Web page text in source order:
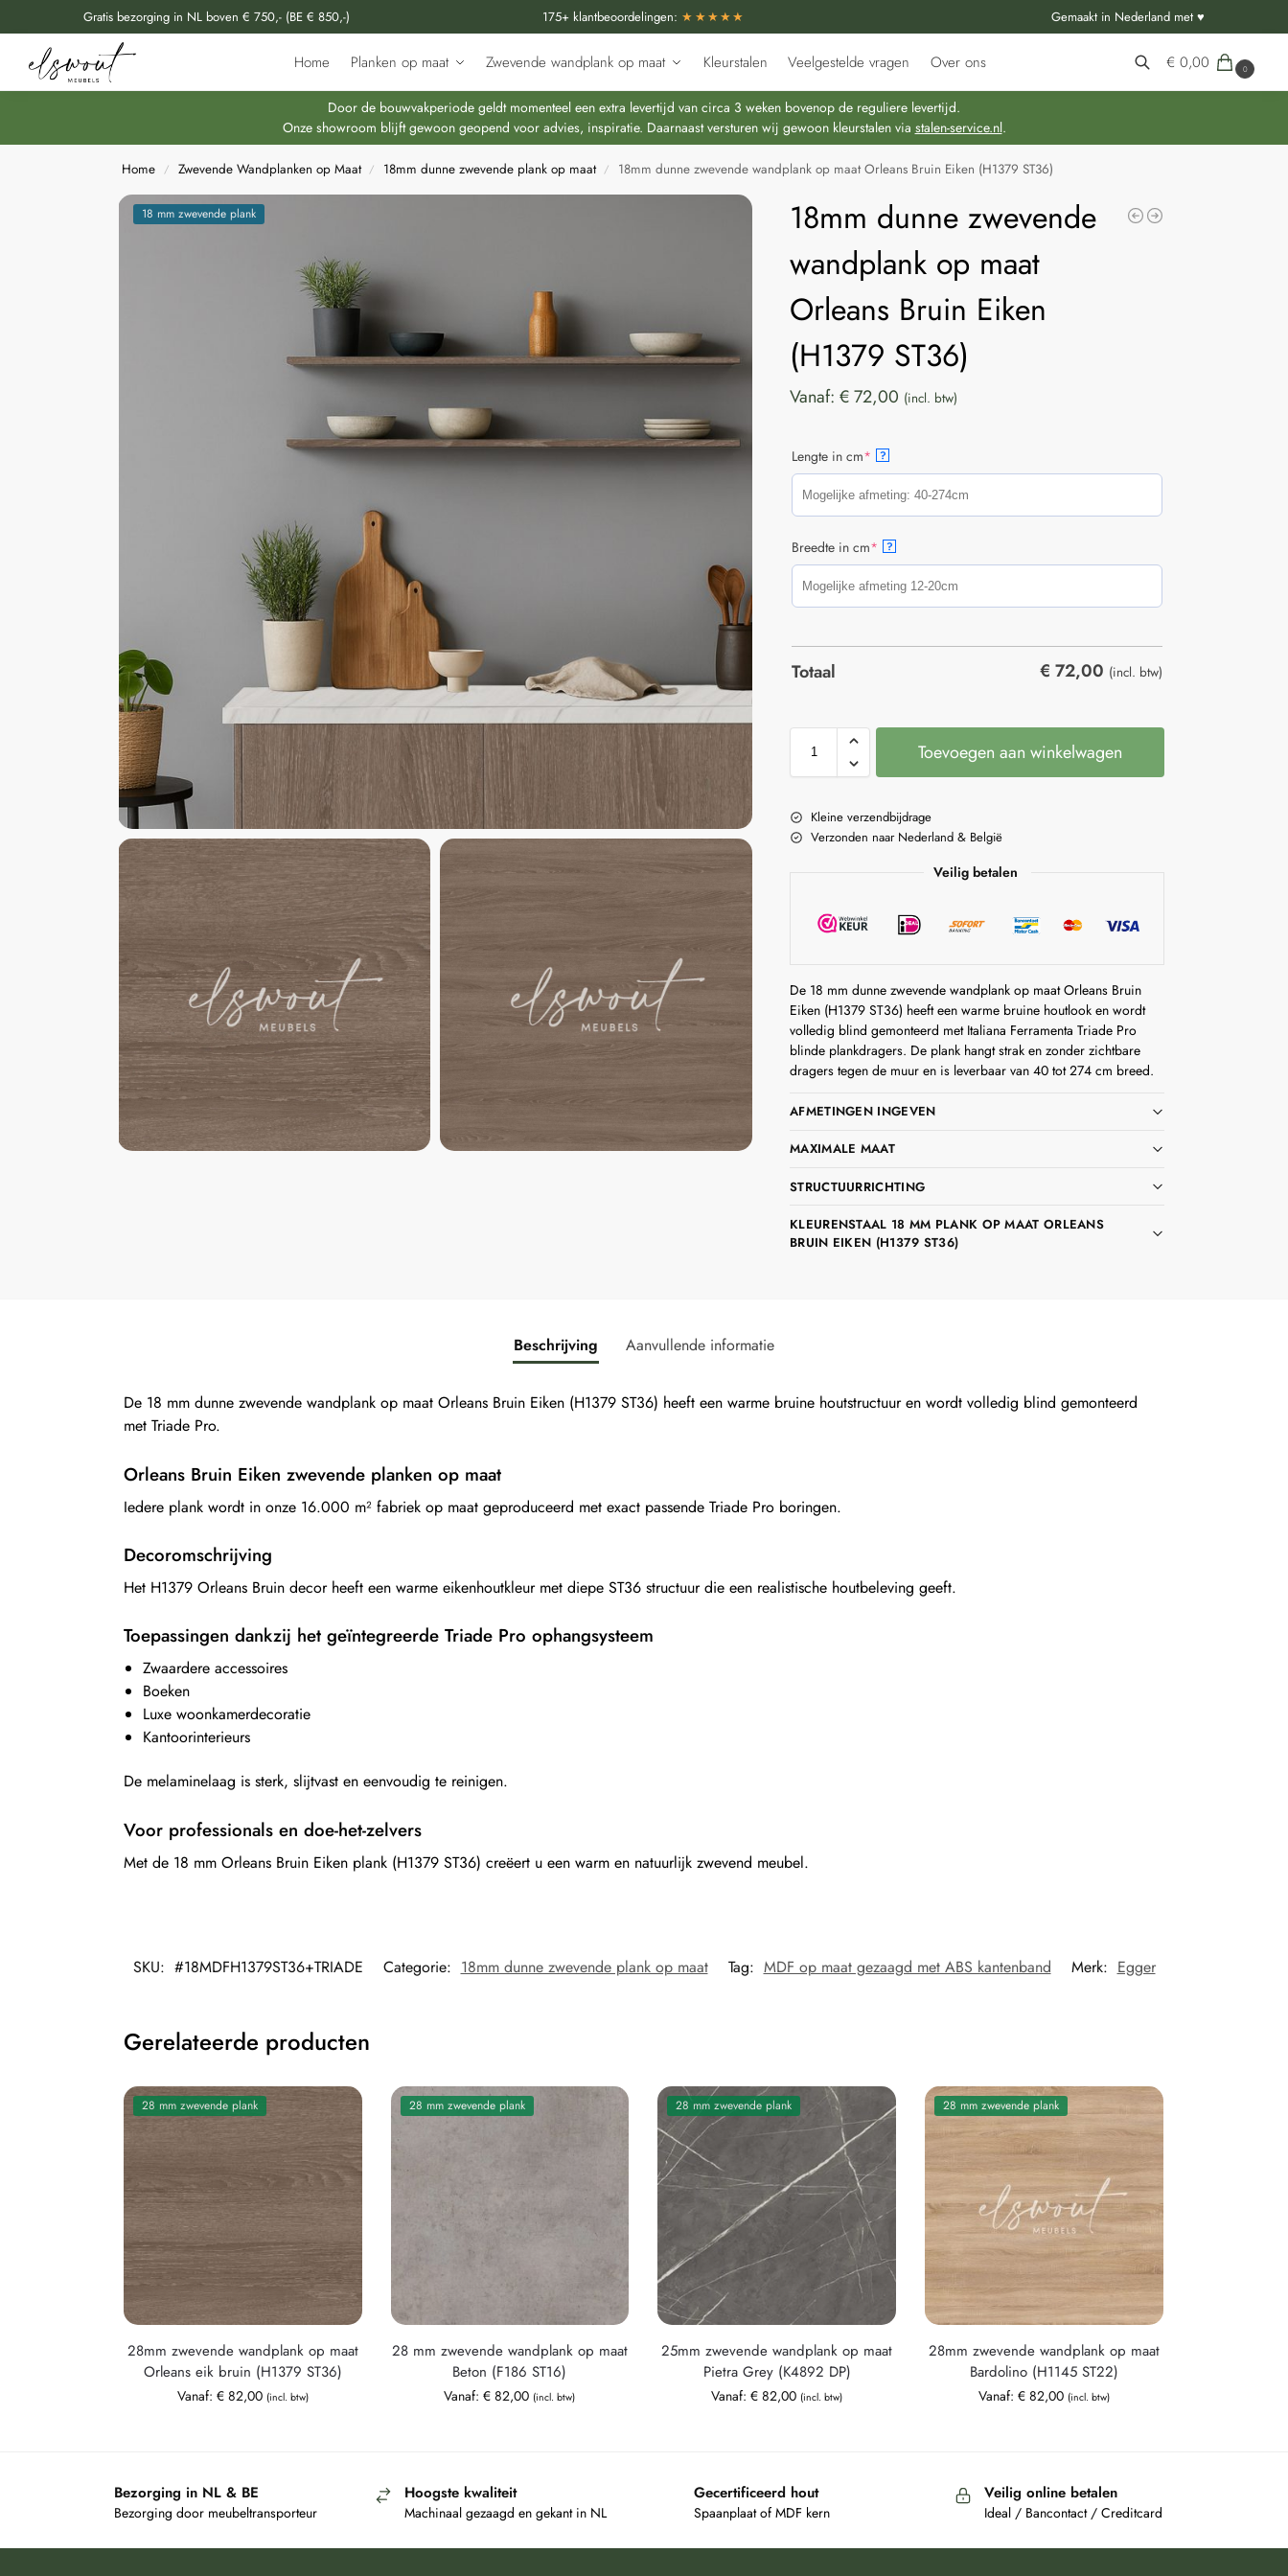
Gratis bezorging in NL boven € 750,- (BE € 850,-) 175+ klantbeoordelingen: ★★★★★ Gemaakt in Nederland met ♥
Home Planken op maat Zwevende wandplank op maat Kleurstalen Veelgestelde vragen Over ons
Doorzoek al onze producten
€ 0,00 0
Door de bouwvakperiode geldt momenteel een extra levertijd van circa 3 weken bovenop de reguliere levertijd.
Onze showroom blijft gewoon geopend voor advies, inspiratie. Daarnaast versturen wij gewoon kleurstalen via stalen-service.nl.
Home / Zwevende Wandplanken op Maat / 18mm dunne zwevende plank op maat / 18mm dunne zwevende wandplank op maat Orleans Bruin Eiken (H1379 ST36)
18 mm zwevende plank
18mm dunne zwevende
wandplank op maat
Orleans Bruin Eiken
(H1379 ST36)
Vanaf:€72,00 (incl. btw)
Lengte in cm* ?
Breedte in cm* ?
Totaal € 72,00 (incl. btw)
Toevoegen aan winkelwagen
Kleine verzendbijdrage
Verzonden naar Nederland & België
Veilig betalen
De 18 mm dunne zwevende wandplank op maat Orleans Bruin
Eiken (H1379 ST36) heeft een warme bruine houtlook en wordt
volledig blind gemonteerd met Italiana Ferramenta Triade Pro
blinde plankdragers. De plank hangt strak en zonder zichtbare
dragers tegen de muur en is leverbaar van 40 tot 274 cm breed.
AFMETINGEN INGEVEN
MAXIMALE MAAT
STRUCTUURRICHTING
KLEURENSTAAL 18 MM PLANK OP MAAT ORLEANS
BRUIN EIKEN (H1379 ST36)
Beschrijving Aanvullende informatie
De 18 mm dunne zwevende wandplank op maat Orleans Bruin Eiken (H1379 ST36) heeft een warme bruine houtstructuur en wordt volledig blind gemonteerd
met Triade Pro.
Orleans Bruin Eiken zwevende planken op maat
Iedere plank wordt in onze 16.000 m² fabriek op maat geproduceerd met exact passende Triade Pro boringen.
Decoromschrijving
Het H1379 Orleans Bruin decor heeft een warme eikenhoutkleur met diepe ST36 structuur die een realistische houtbeleving geeft.
Toepassingen dankzij het geïntegreerde Triade Pro ophangsysteem
Zwaardere accessoires
Boeken
Luxe woonkamerdecoratie
Kantoorinterieurs
De melaminelaag is sterk, slijtvast en eenvoudig te reinigen.
Voor professionals en doe-het-zelvers
Met de 18 mm Orleans Bruin Eiken plank (H1379 ST36) creëert u een warm en natuurlijk zwevend meubel.
SKU: #18MDFH1379ST36+TRIADE Categorie: 18mm dunne zwevende plank op maat Tag: MDF op maat gezaagd met ABS kantenband Merk: Egger
Gerelateerde producten
28 mm zwevende plank
28mm zwevende wandplank op maat
Orleans eik bruin (H1379 ST36)
Vanaf: €82,00 (incl. btw)
28 mm zwevende plank
28 mm zwevende wandplank op maat
Beton (F186 ST16)
Vanaf:€ 82,00 (incl. btw)
28 mm zwevende plank
25mm zwevende wandplank op maat
Pietra Grey (K4892 DP)
Vanaf:€ 82,00 (incl. btw)
28 mm zwevende plank
28mm zwevende wandplank op maat
Bardolino (H1145 ST22)
Vanaf: €82,00 (incl. btw)
Bezorging in NL & BE
Bezorging door meubeltransporteur
Hoogste kwaliteit
Machinaal gezaagd en gekant in NL
Gecertificeerd hout
Spaanplaat of MDF kern
Veilig online betalen
Ideal / Bancontact / Creditcard